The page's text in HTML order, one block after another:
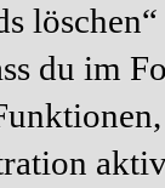
du im